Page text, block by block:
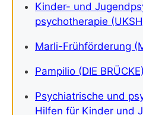
Kinder- und
psychotherapie
Marli-Frühförderung
Pampilio (DIE BRÜCKE)
Psychiatrische und
Hilfen für Kinder und